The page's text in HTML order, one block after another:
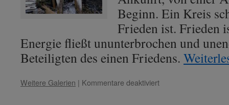
Beginn. Ein Kreis
Frieden ist. Frieden
Energie fließt ununterbrochen und
Beteiligten des einen Friedens.
Weitere Galerien | Kommentare deaktiviertfür